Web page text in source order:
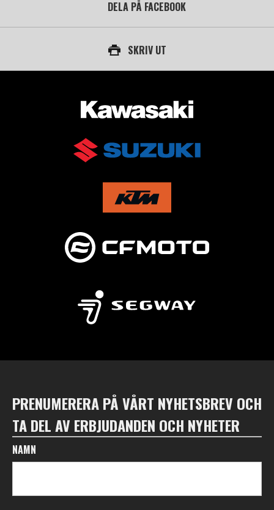
DELA PÅ FACEBOOK
SKRIV UT
AUKTORISERAD ÅTERFÖRSÄLJARE AV
PRENUMERERA PÅ VÅRT NYHETSBREV OCH
TA DEL AV ERBJUDANDEN OCH NYHETER
NAMN